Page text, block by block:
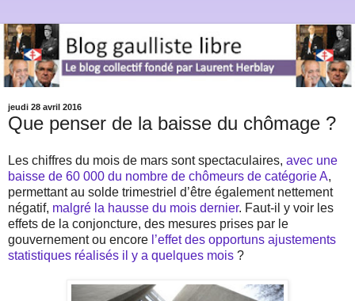
jeudi 28 avril 2016
Que penser de la baisse du chômage ?
Les chiffres du mois de mars sont spectaculaires, avec une
baisse de 60 000 du nombre de chômeurs de catégorie A,
permettant au solde trimestriel d’être également nettement
négatif, malgré la hausse du mois dernier. Faut-il y voir les
effets de la conjoncture, des mesures prises par le
gouvernement ou encore l’effet des opportuns ajustements
statistiques réalisés il y a quelques mois ?